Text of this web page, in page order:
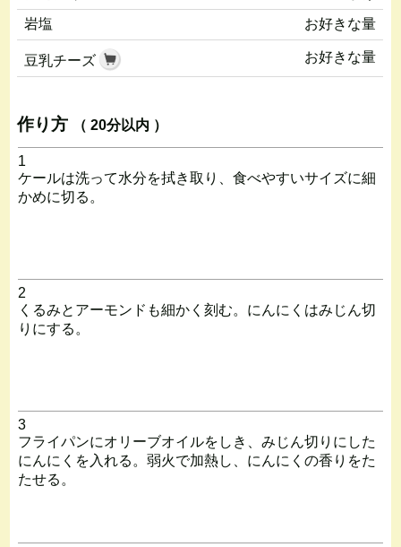
岩塩
お好きな量
豆乳チーズ お好きな量
作り方 （ 20分以内 ）
1
ケールは洗って水分を拭き取り、食べやすいサイズに細
かめに切る。
2
くるみとアーモンドも細かく刻む。にんにくはみじん切
りにする。
3
フライパンにオリーブオイルをしき、みじん切りにした
にんにくを入れる。弱火で加熱し、にんにくの香りをた
たせる。